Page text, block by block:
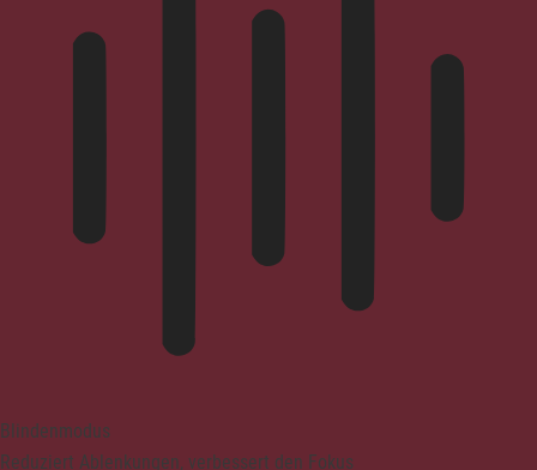
Blindenmodus
Reduziert Ablenkungen, verbessert den Fokus